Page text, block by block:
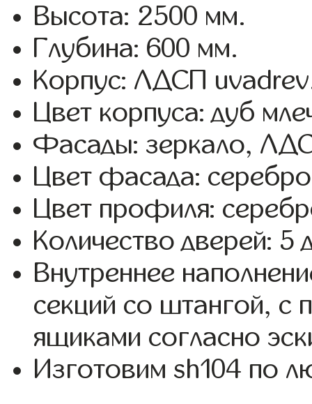
Высота: 2500 мм.
Глубина: 600 мм.
Корпус: ЛДСП
Цвет корпуса: дуб
Фасады: зеркало,
Цвет фасада:
Цвет профиля:
Количество дверей: 5
Внутреннее
секций со штангой, с
ящиками согласно
Изготовим sh104 по